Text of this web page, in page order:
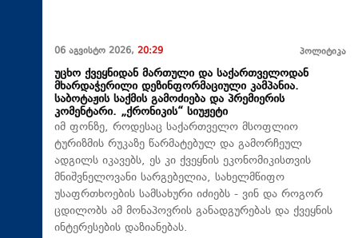
06 აგვისტო 2026, 20:29 პოლიტიკა
უცხო ქვეყნიდან მართული და საქართველოდან
მხარდაჭერილი დეზინფორმაციული კამპანია.
საბოტაჟის საქმის გამოძიება და პრემიერის
კომენტარი. „ქრონიკის“ სიუჟეტი
იმ ფონზე, როდესაც საქართველო მსოფლიო
ტურიზმის რუკაზე წარმატებულ და გამორჩეულ
ადგილს იკავებს, ეს კი ქვეყნის ეკონომიკისთვის
მნიშვნელოვანი სარგებელია, სახელმწიფო
უსაფრთხოების სამსახური იძიებს - ვინ და როგორ
ცდილობს ამ მონაპოვრის განადგურებას და ქვეყნის
ინტერესების დაზიანებას.